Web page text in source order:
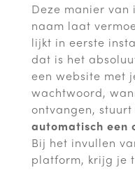
Deze manier
naam laat
lijkt in eerste
dat is het
een website met
wachtwoord,
ontvangen,
automatisch een
Bij het invullen
platform, krijg je